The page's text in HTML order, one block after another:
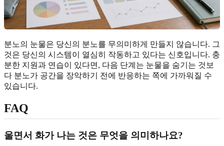
분노의 눈물은 당신의 분노를 무의미하게 만들지 않습니다. 그
것은 당신의 시스템이 열심히 작동하고 있다는 신호입니다. 충
분한 지원과 연습이 있다면, 다음 단계는 눈물을 숨기는 것보
다 분노가 공간을 장악하기 전에 반응하는 쪽에 가까워질 수
있습니다.
FAQ
울면서 화가 나는 것은 무엇을 의미하나요?